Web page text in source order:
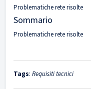
Problematiche rete risolte
Sommario
Problematiche rete risolte
Tags: Requisiti tecnici